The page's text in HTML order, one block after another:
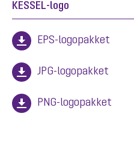
KESSEL-logo
EPS-logopakket
JPG-logopakket
PNG-logopakket